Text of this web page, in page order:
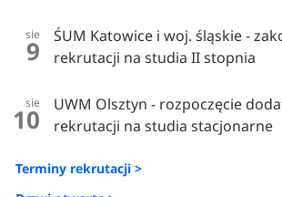
sie
9
ŚUM Katowice i woj. śląskie -
rekrutacji na studia II stopnia
sie
10
UWM Olsztyn - rozpoczęcie
rekrutacji na studia stacjonarne
Terminy rekrutacji >